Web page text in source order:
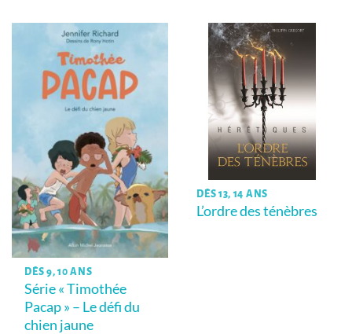
DÈS 9, 10 ANS
Série « Timothée
Pacap » – Le défi du
chien jaune
DÈS 13, 14 ANS
L’ordre des ténèbres